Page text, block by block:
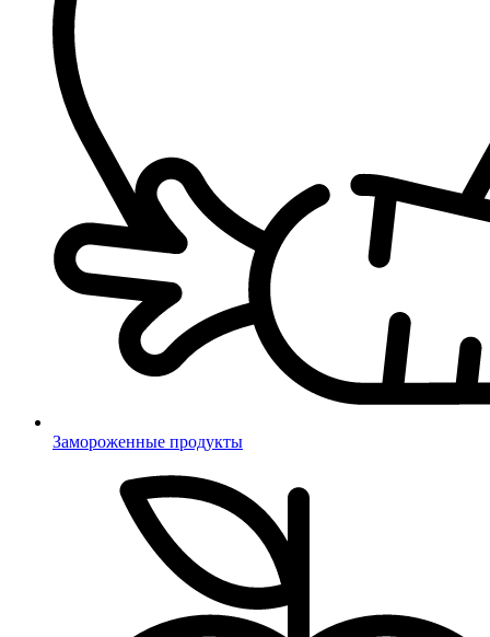
Замороженные продукты